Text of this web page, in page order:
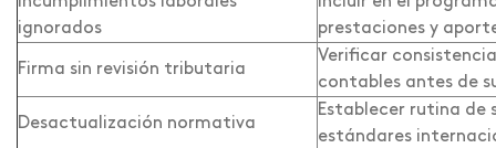
ignorados
prestaciones y
Firma sin revisión tributaria
Verificar
contables antes de
Desactualización normativa
Establecer rutina de
estándares